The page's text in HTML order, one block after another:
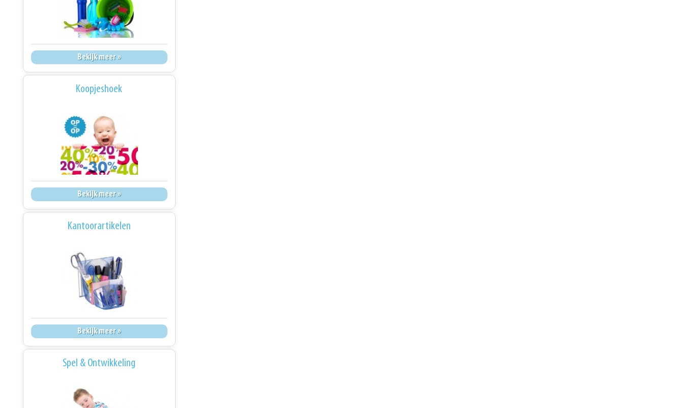
Bekijk meer »
Koopjeshoek
Bekijk meer »
Kantoorartikelen
Bekijk meer »
Spel & Ontwikkeling